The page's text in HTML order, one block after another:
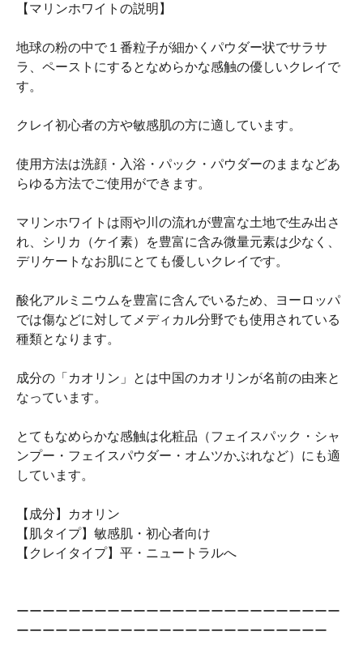
【マリンホワイトの説明】
地球の粉の中で１番粒子が細かくパウダー状でサラサ
ラ、ペーストにするとなめらかな感触の優しいクレイで
す。
クレイ初心者の方や敏感肌の方に適しています。
使用方法は洗顔・入浴・パック・パウダーのままなどあ
らゆる方法でご使用ができます。
マリンホワイトは雨や川の流れが豊富な土地で生み出さ
れ、シリカ（ケイ素）を豊富に含み微量元素は少なく、
デリケートなお肌にとても優しいクレイです。
酸化アルミニウムを豊富に含んでいるため、ヨーロッパ
では傷などに対してメディカル分野でも使用されている
種類となります。
成分の「カオリン」とは中国のカオリンが名前の由来と
なっています。
とてもなめらかな感触は化粧品（フェイスパック・シャ
ンプー・フェイスパウダー・オムツかぶれなど）にも適
しています。
【成分】カオリン
【肌タイプ】敏感肌・初心者向け
【クレイタイプ】平・ニュートラルへ
ーーーーーーーーーーーーーーーーーーーーーーーーー
ーーーーーーーーーーーーーーーーーーーーーーーー